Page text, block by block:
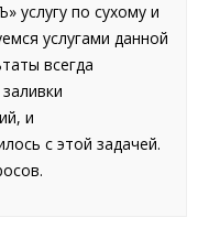
услугу по сухому и
услугами данной
всегда
и
с этой задачей.